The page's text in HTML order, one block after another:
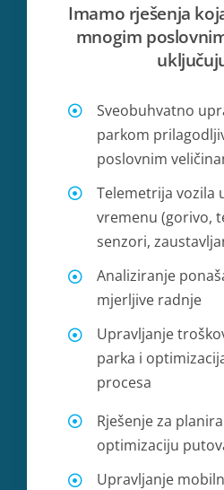
Imamo rješenja
mnogim
Sveobuhvatno
parkom
poslovnim
Telemetrija vozila
vremenu (gorivo,
senzori,
Analiziranje
mjerljive radnje
Upravljanje
parka i
procesa
Rješenje za
optimizaciju
Upravljanje